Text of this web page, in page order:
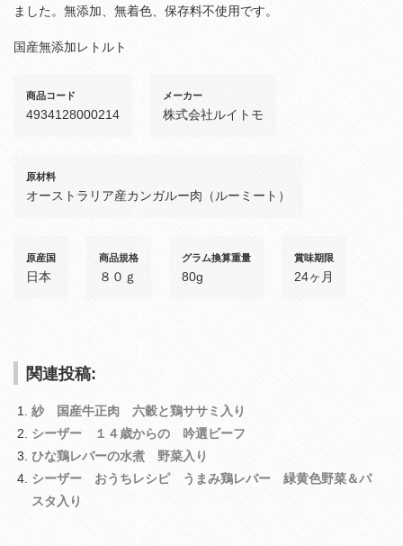
ました。無添加、無着色、保存料不使用です。
国産無添加レトルト
商品コード
4934128000214
メーカー
株式会社ルイトモ
原材料
オーストラリア産カンガルー肉（ルーミート）
原産国
日本
商品規格
８０ｇ
グラム換算重量
80g
賞味期限
24ヶ月
関連投稿:
紗 国産牛正肉 六穀と鶏ササミ入り
シーザー １４歳からの 吟選ビーフ
ひな鶏レバーの水煮 野菜入り
シーザー おうちレシピ うまみ鶏レバー 緑黄色野菜＆パ
スタ入り